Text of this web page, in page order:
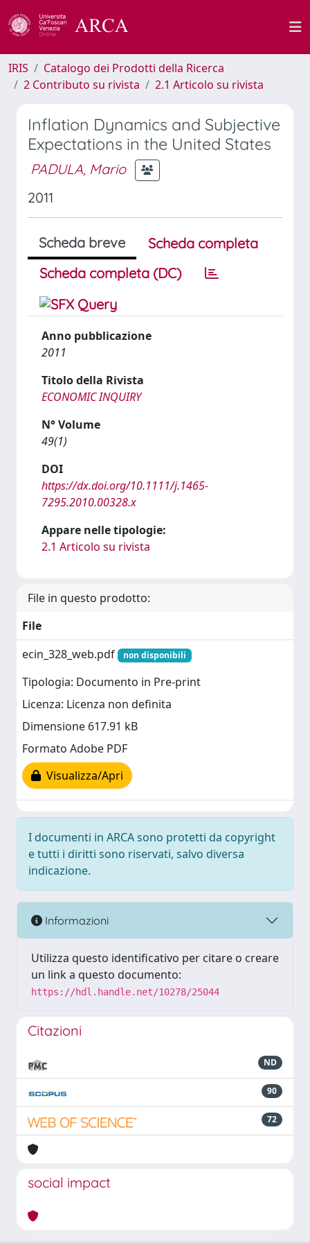
IRIS
Catalogo dei Prodotti della Ricerca
2 Contributo su rivista
2.1 Articolo su rivista
Inflation Dynamics and Subjective
Expectations in the United States
PADULA, Mario
2011
Scheda breve
Scheda completa
Scheda completa (DC)
Anno pubblicazione
2011
Titolo della Rivista
ECONOMIC INQUIRY
N° Volume
49(1)
DOI
https://dx.doi.org/10.1111/j.1465-
7295.2010.00328.x
Appare nelle tipologie:
2.1 Articolo su rivista
File in questo prodotto:
File
ecin_328_web.pdf
non disponibili
Tipologia: Documento in Pre-print
Licenza: Licenza non definita
Dimensione 617.91 kB
Formato Adobe PDF
Visualizza/Apri
I documenti in ARCA sono protetti da copyright
e tutti i diritti sono riservati, salvo diversa
indicazione.
Informazioni
Utilizza questo identificativo per citare o creare
un link a questo documento:
https://hdl.handle.net/10278/25044
Citazioni
ND
90
72
social impact